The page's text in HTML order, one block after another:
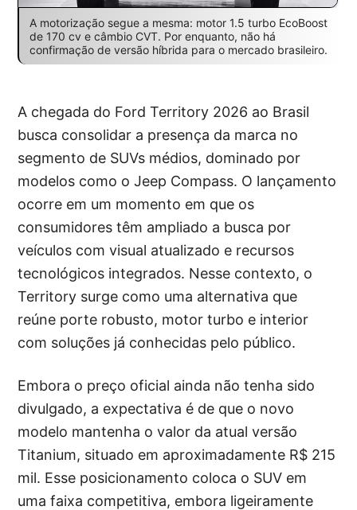
A motorização segue a mesma: motor 1.5 turbo EcoBoost
de 170 cv e câmbio CVT. Por enquanto, não há
confirmação de versão híbrida para o mercado brasileiro.
A chegada do Ford Territory 2026 ao Brasil
busca consolidar a presença da marca no
segmento de SUVs médios, dominado por
modelos como o Jeep Compass. O lançamento
ocorre em um momento em que os
consumidores têm ampliado a busca por
veículos com visual atualizado e recursos
tecnológicos integrados. Nesse contexto, o
Territory surge como uma alternativa que
reúne porte robusto, motor turbo e interior
com soluções já conhecidas pelo público.
Embora o preço oficial ainda não tenha sido
divulgado, a expectativa é de que o novo
modelo mantenha o valor da atual versão
Titanium, situado em aproximadamente R$ 215
mil. Esse posicionamento coloca o SUV em
uma faixa competitiva, embora ligeiramente